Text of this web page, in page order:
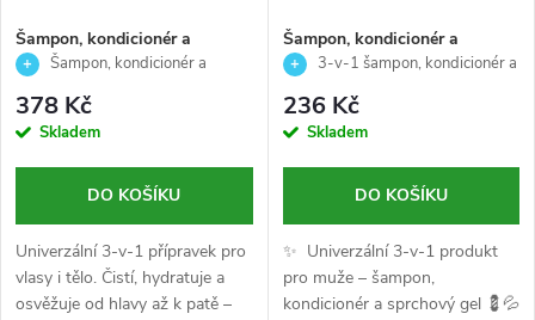
p
r
o
d
u
s
p
r
d
Šampon, kondicionér a
sprchový gel-3-V-1-ROAD
Šampon, kondicionér a
25- Reuzel- 350 +100ml
378 Kč
Skladem
DO KOŠÍKU
Univerzální 3-v-1 přípravek pro
vlasy i tělo. Čistí, hydratuje a
osvěžuje od hlavy až k patě –
Šampon, kondicionér a
sprchový gel - 3V1 - Reuzel -
3‑v‑1 šampon, kondicionér a
236 Kč
Skladem
DO KOŠÍKU
✨ Univerzální 3‑v‑1 produkt
pro muže – šampon,
kondicionér a sprchový gel 💈💦